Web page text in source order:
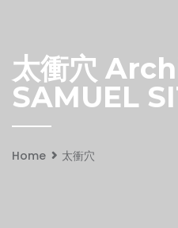
太衝穴
SAMUEL
Home 太衝穴